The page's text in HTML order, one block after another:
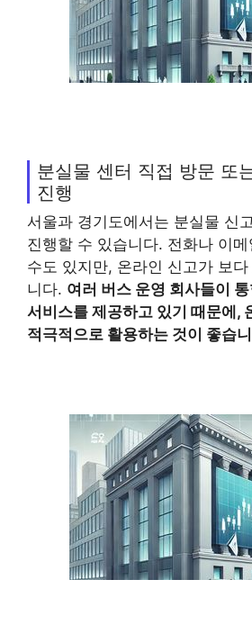
분실물 센터 직접 방문 또
진행
서울과 경기도에서는 분실물 신
진행할 수 있습니다. 전화나 이
수도 있지만, 온라인 신고가 보
니다. 여러 버스 운영 회사들이
서비스를 제공하고 있기 때문에,
적극적으로 활용하는 것이 좋습